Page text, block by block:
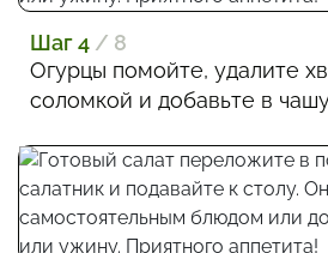
Шаг 4 / 8
Огурцы помойте, удалите
соломкой и добавьте в